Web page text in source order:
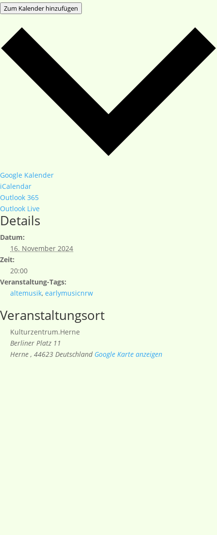
Zum Kalender hinzufügen
Google Kalender
iCalendar
Outlook 365
Outlook Live
Details
Datum:
16. November 2024
Zeit:
20:00
Veranstaltung-Tags:
altemusik, earlymusicnrw
Veranstaltungsort
Kulturzentrum.Herne
Berliner Platz 11
Herne , 44623 Deutschland Google Karte anzeigen